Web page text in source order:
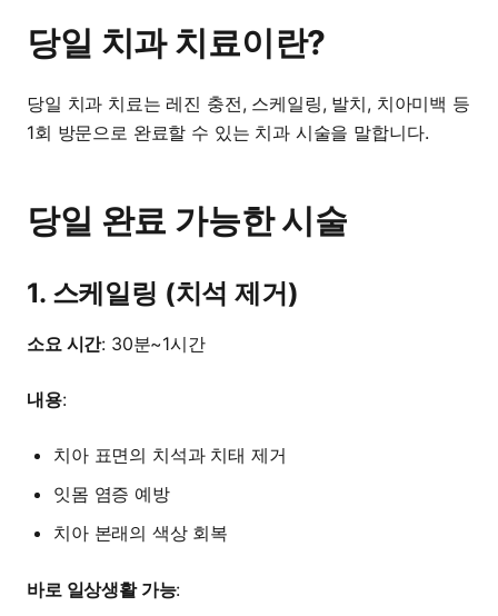
당일 치과 치료이란?
당일 치과 치료는 레진 충전, 스케일링, 발치, 치아미백 등
1회 방문으로 완료할 수 있는 치과 시술을 말합니다.
당일 완료 가능한 시술
1. 스케일링 (치석 제거)
소요 시간: 30분~1시간
내용:
치아 표면의 치석과 치태 제거
잇몸 염증 예방
치아 본래의 색상 회복
바로 일상생활 가능: